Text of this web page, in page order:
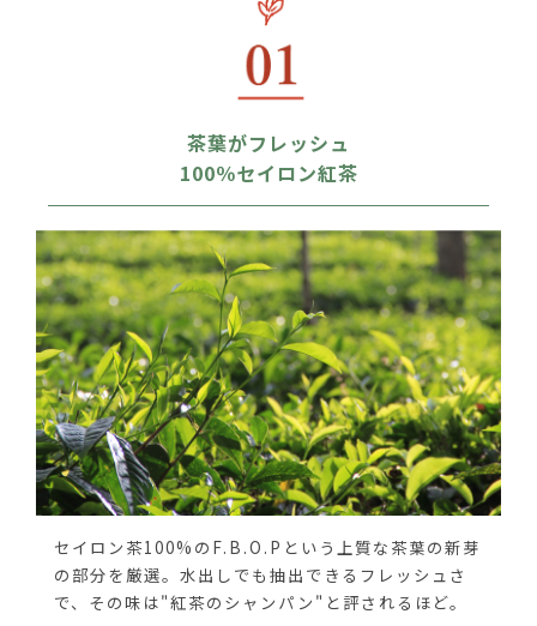
茶葉がフレッシュ
100％セイロン紅茶
セイロン茶100%のF.B.O.Pという上質な茶葉の新芽
の部分を厳選。水出しでも抽出できるフレッシュさ
で、その味は"紅茶のシャンパン"と評されるほど。